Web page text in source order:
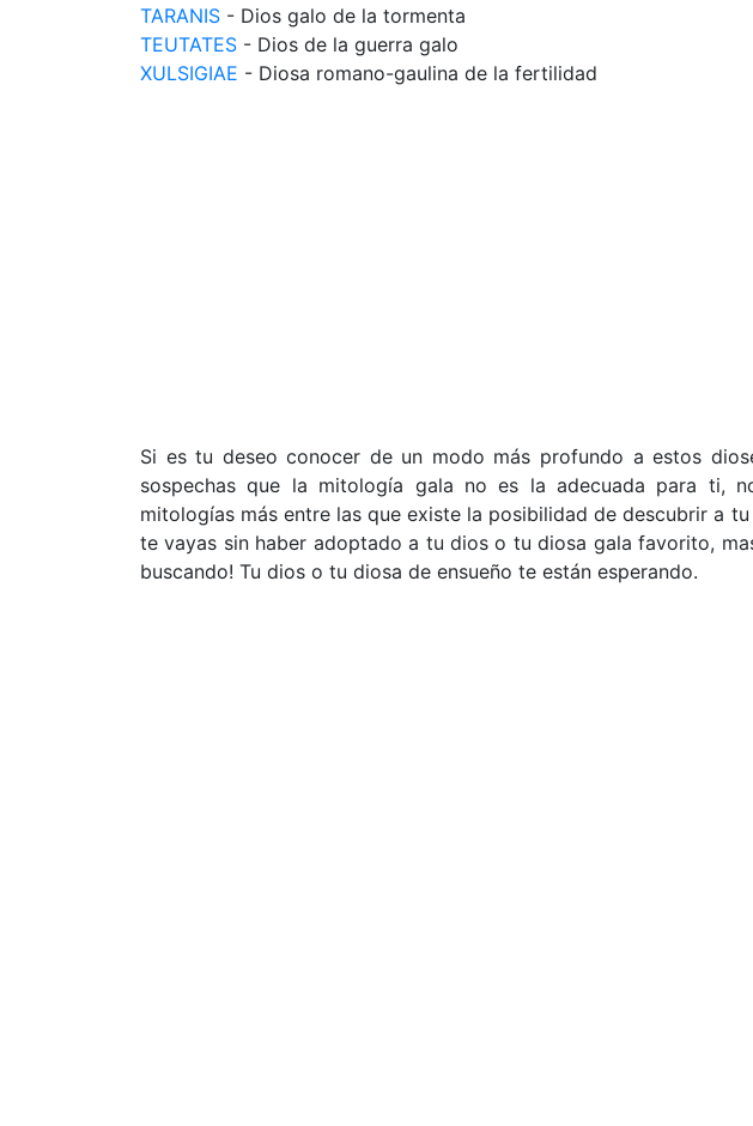
TARANIS - Dios galo de la tormenta
TEUTATES - Dios de la guerra galo
XULSIGIAE - Diosa romano-gaulina de la fertilidad
Si es tu deseo conocer de un modo más profundo a estos
sospechas que la mitología gala no es la adecuada para ti,
mitologías más entre las que existe la posibilidad de descubrir a
te vayas sin haber adoptado a tu dios o tu diosa gala favorito,
buscando! Tu dios o tu diosa de ensueño te están esperando.